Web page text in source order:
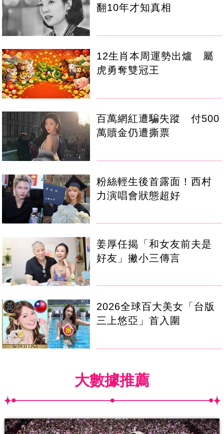
翻10年才知真相
12生肖本周運勢出爐 屬
虎勇奪雙冠王
百萬網紅遭騙失蹤 付500
萬贖金仍遭撕票
粉絲輕生後首露面！西村
力演唱會狀態超好
姜厚任揭「和女友前夫是
好友」撇小三傳言
2026全球百大美女「台版
三上悠亞」首入圍
大數據推薦